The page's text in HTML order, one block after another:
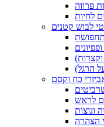
פרווה
לחיות
לבוש קטנים
הרגל)
כח וקסם
לראש
ונוצות
הצהרה